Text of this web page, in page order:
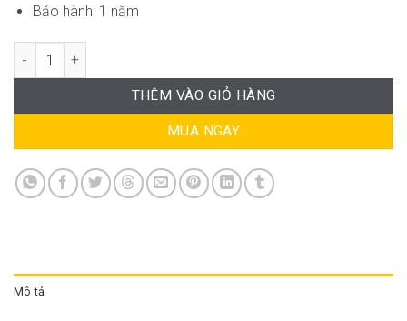
Bảo hành: 1 năm
Ghế Xoay Văn Phòng AK-WC4301 số lượng
THÊM VÀO GIỎ HÀNG
MUA NGAY
Mô tả